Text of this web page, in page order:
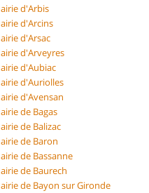
d'Arbis
d'Arcins
d'Arsac
d'Arveyres
d'Aubiac
d'Auriolles
d'Avensan
de Bagas
de Balizac
de Baron
de Bassanne
de Baurech
de Bayon sur Gironde